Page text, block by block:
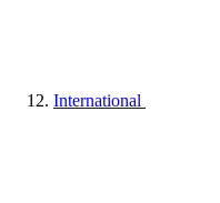
International